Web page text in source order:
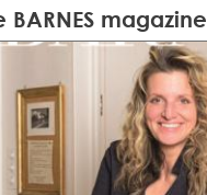
magazine